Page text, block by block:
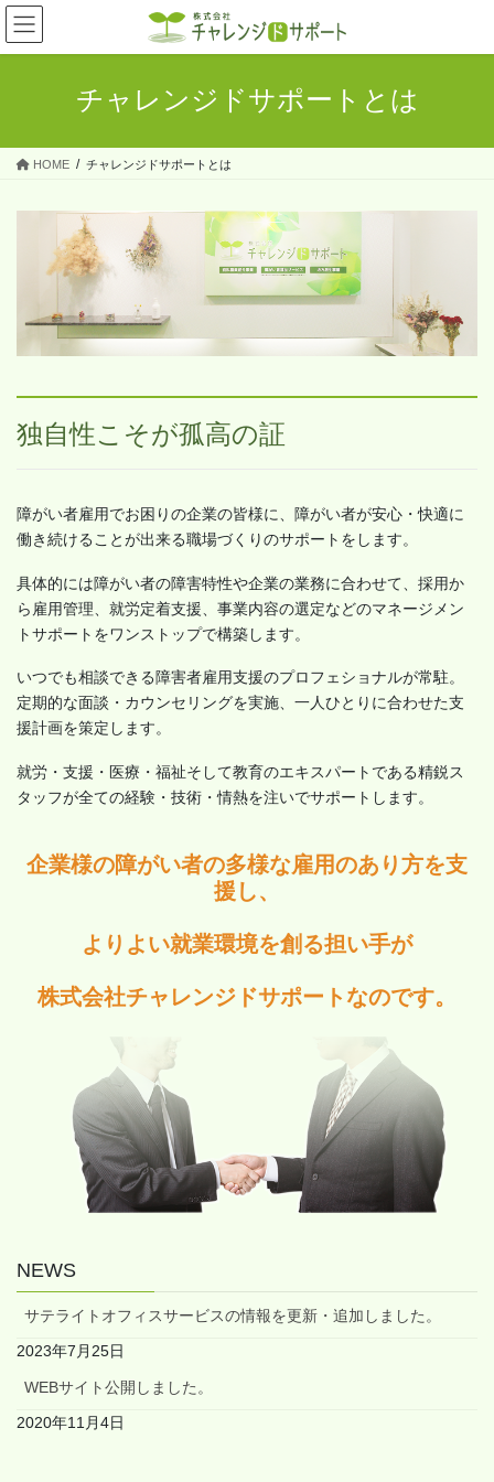
コ
ン
テ
ス
ナ
ビ
ゲ
ン
チャレンジドサポートとは
HOME チャレンジドサポートとは
独自性こそが孤高の証
障がい者雇用でお困りの企業の皆様に、障がい者が安心・快適に
働き続けることが出来る職場づくりのサポートをします。
具体的には障がい者の障害特性や企業の業務に合わせて、採用か
ら雇用管理、就労定着支援、事業内容の選定などのマネージメン
トサポートをワンストップで構築します。
いつでも相談できる障害者雇用支援のプロフェショナルが常駐。
定期的な面談・カウンセリングを実施、一人ひとりに合わせた支
援計画を策定します。
就労・支援・医療・福祉そして教育のエキスパートである精鋭ス
タッフが全ての経験・技術・情熱を注いでサポートします。
企業様の障がい者の多様な雇用のあり方を支
援し、
よりよい就業環境を創る担い手が
株式会社チャレンジドサポートなのです。
NEWS
サテライトオフィスサービスの情報を更新・追加しました。
2023年7月25日
WEBサイト公開しました。
2020年11月4日